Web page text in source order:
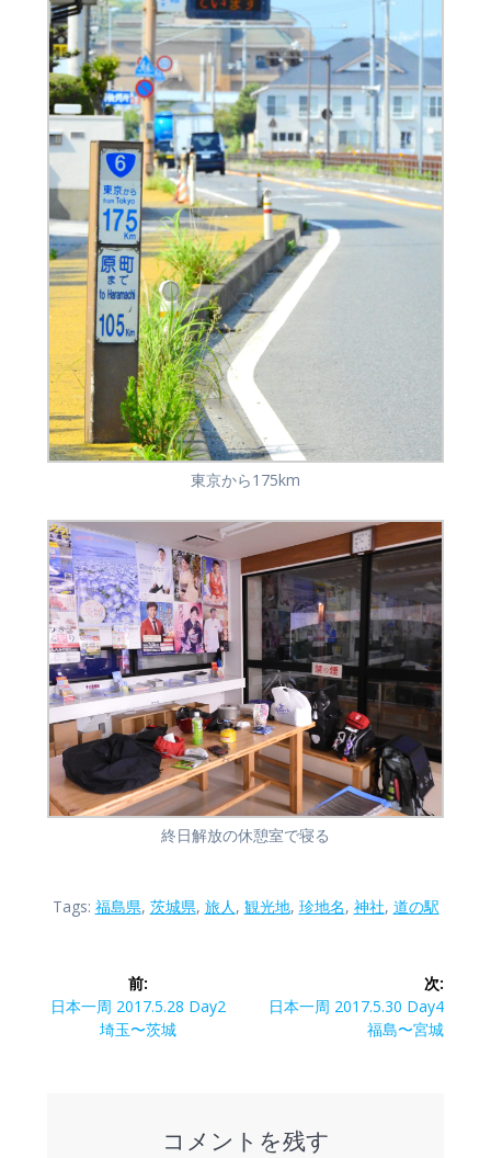
東京から175km
終日解放の休憩室で寝る
Tags: 福島県, 茨城県, 旅人, 観光地, 珍地名, 神社, 道の駅
稿
前:
前
日本一周 2017.5.28 Day2
埼玉〜茨城
次:
次
日本一周 2017.5.30 Day4
福島〜宮城
コメントを残す